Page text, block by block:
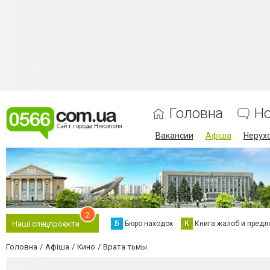
Головна
Вакансии Афіша
Наші спецпроєкти
2
Б Бюро находок К Книга жалоб и
Головна Афіша Кино Врата тьмы